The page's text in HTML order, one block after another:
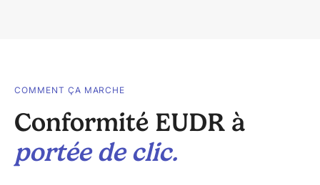
COMMENT ÇA MARCHE
Conformité EUDR à
portée de clic.